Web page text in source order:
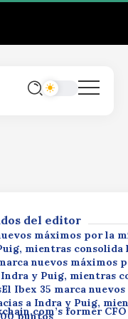
del editor
y Puig, mientras
puntos
former
former
máximos por la
mientras consolida
nuevos máximos
y Puig, mientras
Ibex 35 marca
a Indra y Puig,
former